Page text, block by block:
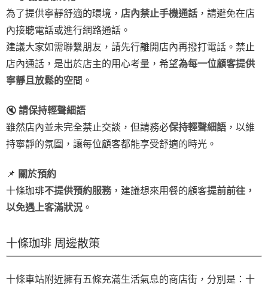
為了提供寧靜舒適的環境， 店內禁止手機通話 ，請避免在店
內接聽電話或進行網路通話。
建議大家如需聯繫朋友，請先行離開店內再撥打電話。禁止
店內通話，是出於店主的用心考量，希望為每一位顧客提供
寧靜且放鬆的空間。
🔇 請保持輕聲細語
雖然店內並未完全禁止交談，但請務必保持輕聲細語 ，以維
持寧靜的氛圍，讓每位顧客都能享受舒適的時光。
📌 關於預約
十條珈琲不提供預約服務 ，建議想來用餐的顧客提前前往，
以免遇上客滿狀況 。
十條珈琲 周邊散策
十條車站附近擁有五條充滿生活氣息的商店街，分別是：十